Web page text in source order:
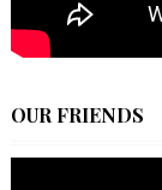
OUR FRIENDS